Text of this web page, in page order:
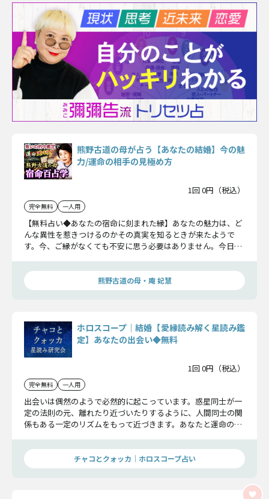
熊野古道の母が占う【あなたの結婚】今の魅
力/運命の相手の見極め方
1回 0円（税込）
完全無料 一人用
【無料占い◆あなたの宿命に刻まれた縁】あなたの魅力は、ど
んな異性を惹きつけるのかその真実を知るときが来たようで
す。今、ご縁がなくても不安に思う必要はありません。今日は
ついてお伝えしますね。
熊野古道の母・庵 妃慧
ホロスコープ｜結婚【愛縁読み解く星読み鑑
定】あなたの出会い◆無料
1回 0円（税込）
完全無料 一人用
出会いは偶然のようで必然的に起こっています。惑星同士が一
定の法則の元、離れたり近づいたりするように、人間同士の関
係もある一定のリズムをもって近づきます。あなたと運命の異
ます。
チャコとクォッカ｜ホロスコープ占い